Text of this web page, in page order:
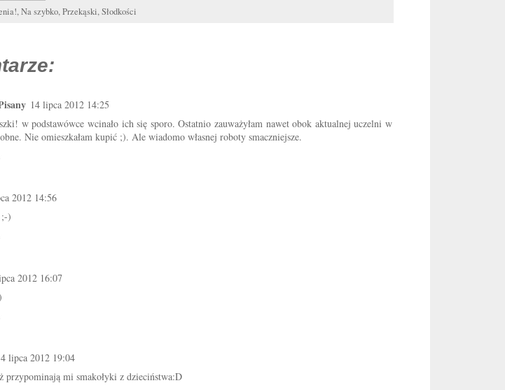
,Na szybko,Przekąski,Słodkości
14 lipca 2012 14:25
w podstawówce wcinało ich się sporo. Ostatnio zauważyłam nawet obok aktualnej uczelni w
Nie omieszkałam kupić ;). Ale wiadomo własnej roboty smaczniejsze.
2012 14:56
)
2012 16:07
lipca 2012 19:04
przypominają mi smakołyki z dzieciństwa:D